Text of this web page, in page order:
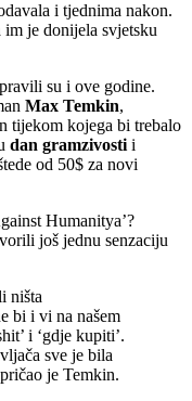
i tjednima nakon.
je donijela svjetsku
su i ove godine.
Max Temkin,
tijekom kojega bi trebalo
dan gramzivostii
od 50$ za novi
Humanitya’?
još jednu senzaciju
ništa
bi i vi na našem
i ‘gdje kupiti’.
sve je bila
je Temkin.